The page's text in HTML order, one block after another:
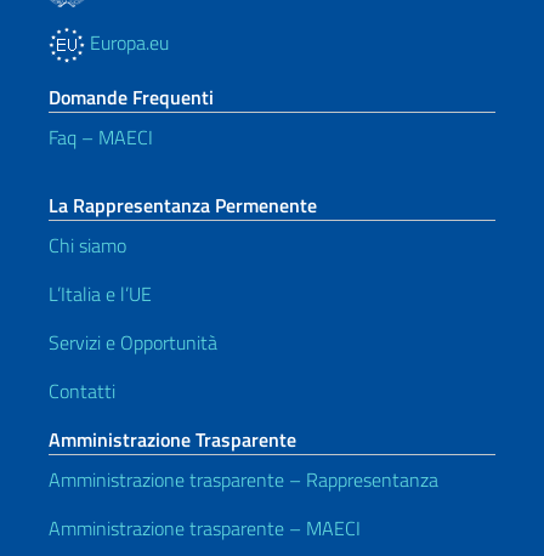
Europa.eu
Domande Frequenti
Faq – MAECI
La Rappresentanza Permenente
Chi siamo
L’Italia e l’UE
Servizi e Opportunità
Contatti
Amministrazione Trasparente
Amministrazione trasparente – Rappresentanza
Amministrazione trasparente – MAECI